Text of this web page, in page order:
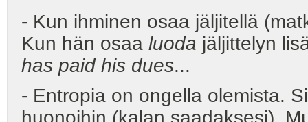
- Kun ihminen osaa jäljitellä
Kun hän osaa luoda jäljittelyn
has paid his dues...
- Entropia on ongella olemista.
huonoihin (kalan saadaksesi).